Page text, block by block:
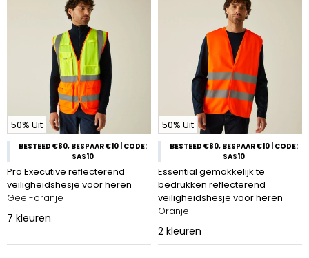
werkkleding hieronder om voorbereid te zijn op uw volgende
50% Uit
BESTEED €80, BESPAAR €10 | CODE:
SAS10
Pro Executive reflecterend
veiligheidshesje voor heren
Geel-oranje
7 kleuren
50% Uit
BESTEED €80, BESPAAR €10 | CODE:
SAS10
Essential gemakkelijk te
bedrukken reflecterend
veiligheidshesje voor heren
Oranje
2 kleuren